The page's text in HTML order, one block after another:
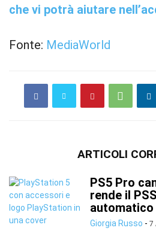
che vi potrà aiutare
Fonte: MediaWorld
ARTICOLI
PS5 Pro
rende il
automatico
Giorgia Russo - 7